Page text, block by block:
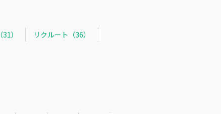
） リクルート（36）